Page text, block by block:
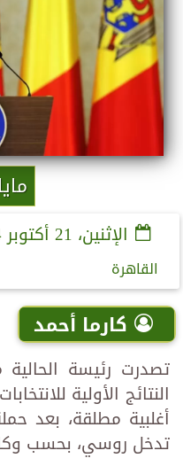
الإثنين، 21 أكتوبر 2024
القاهرة
كارما أحمد
تصدرت رئيسة الحالية
أغلبية مطلقة، بعد
تدخل روسي، بحسب